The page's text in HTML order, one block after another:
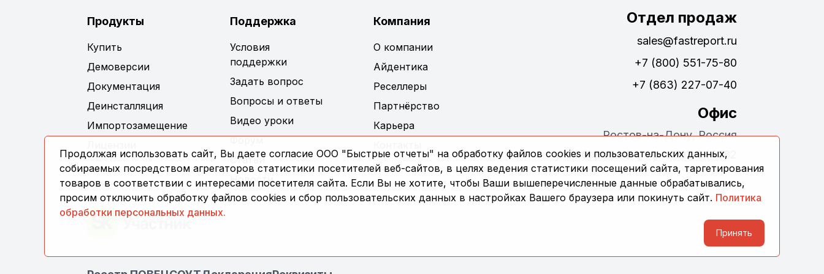
Отдел продаж
sales@fastreport.ru
+7 (800) 551-75-80
+7 (863) 227-07-40
Офис
Ростов-на-Дону, Россия
ул. Обороны 24, офис 311, 344082
Продукты
Купить
Демоверсии
Документация
Деинсталляция
Импортозамещение
Поддержка
Условия
поддержки
Задать вопрос
Вопросы и ответы
Видео уроки
Форум
Статьи
Новости
Компания
О компании
Айдентика
Реселлеры
Партнёрство
Карьера
Продолжая использовать сайт, Вы даете согласие ООО "Быстрые отчеты" на обработку файлов cookies и пользовательских данных,
собираемых посредством агрегаторов статистики посетителей веб-сайтов, в целях ведения статистики посещений сайта, таргетирования
товаров в соответствии с интересами посетителя сайта. Если Вы не хотите, чтобы Ваши вышеперечисленные данные обрабатывались,
просим отключить обработку файлов cookies и сбор пользовательских данных в настройках Вашего браузера или покинуть сайт. Политика
обработки персональных данных.
Принять